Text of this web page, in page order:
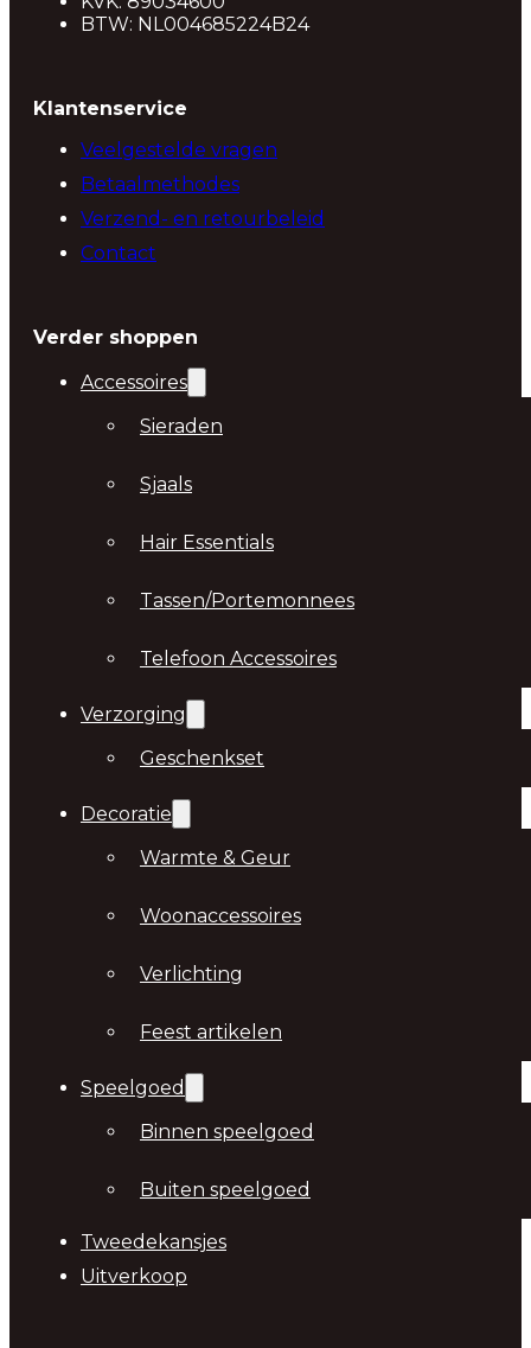
BTW: NL004685224B24
Klantenservice
Veelgestelde vragen
Betaalmethodes
Verzend- en retourbeleid
Contact
Verder shoppen
Accessoires
Sieraden
Sjaals
Hair Essentials
Tassen/Portemonnees
Telefoon Accessoires
Verzorging
Geschenkset
Decoratie
Warmte & Geur
Woonaccessoires
Verlichting
Feest artikelen
Speelgoed
Binnen speelgoed
Buiten speelgoed
Tweedekansjes
Uitverkoop